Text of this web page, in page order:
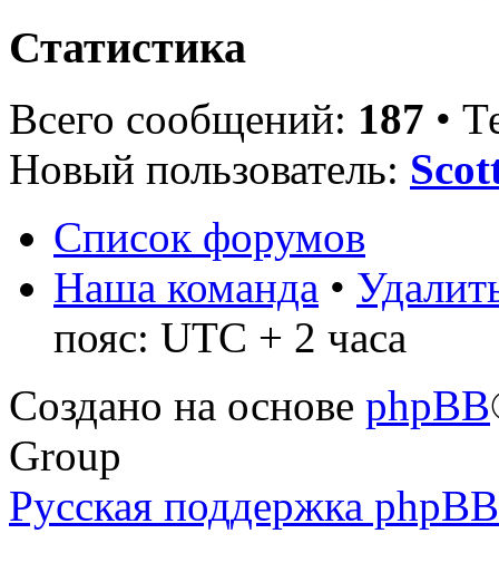
Статистика
Всего сообщений: 187 •
Новый пользователь:
Список форумов
Наша команда •
пояс: UTC + 2 часа
Создано на основе phpBB
Group
Русская поддержка phpBB